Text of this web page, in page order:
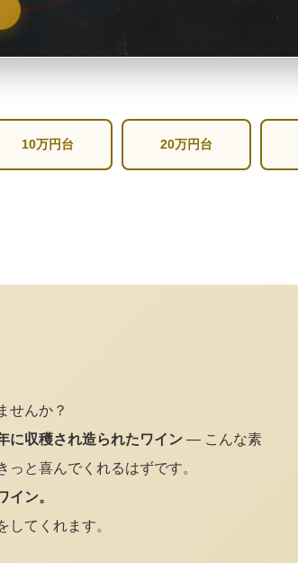
10万円台 20万円台
せんか？
に収穫され造られたワイン — こんな素
と喜んでくれるはずです。
ン。
てくれます。